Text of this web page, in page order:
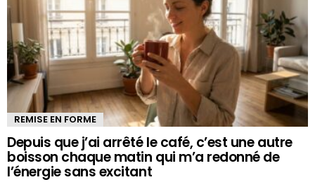
REMISE EN FORME
Depuis que j’ai arrêté le café, c’est une autre
boisson chaque matin qui m’a redonné de
l’énergie sans excitant